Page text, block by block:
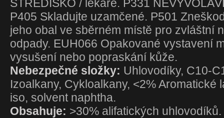
STŘEDISKO / lékaře. P331
P405 Skladujte uzamčené. P501
jeho obal ve sběrném místě pro zvláštní
odpady. EUH066 Opakované vystavení
vysušení nebo popraskání kůže.
Nebezpečné složky: Uhlovodíky, C10-
Izoalkany, Cykloalkany, <2% Aromatické
iso, solvent naphtha.
Obsahuje: >30% alifatických uhlovodíků.